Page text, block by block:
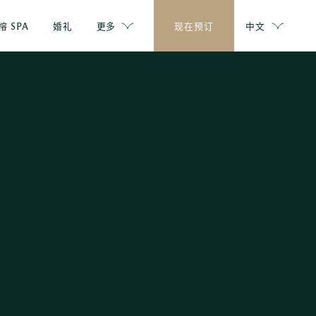
SPA 婚礼 更多 现在预订 中文